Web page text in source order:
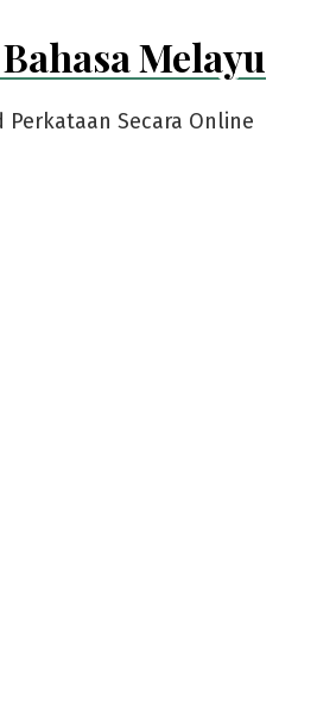
Melayu
Perkataan Secara Online